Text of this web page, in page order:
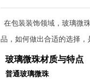
在包装装饰领域，玻璃微
品，如何做出合适的选择，
玻璃微珠材质与特点
普通玻璃微珠